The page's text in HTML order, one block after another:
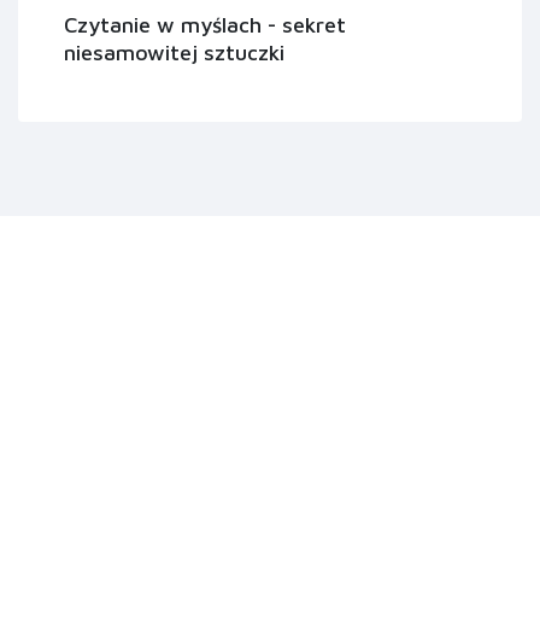
Czytanie w myślach - sekret
niesamowitej sztuczki